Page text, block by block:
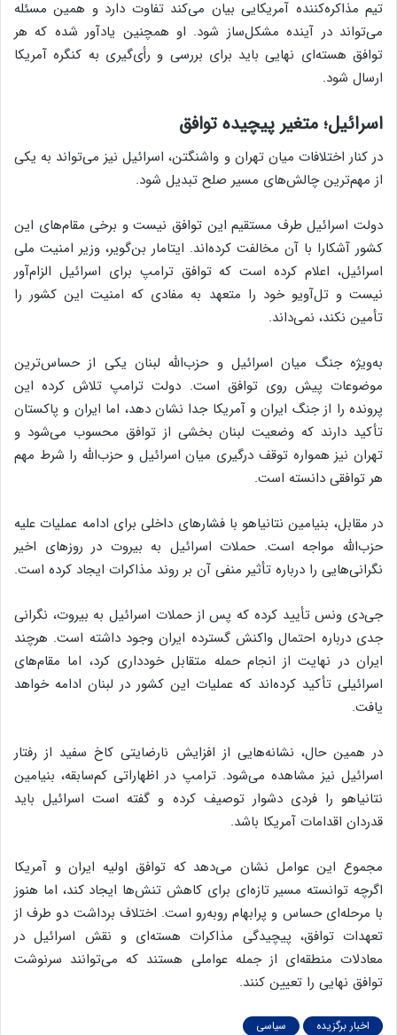
تیم مذاکره‌کننده آمریکایی بیان می‌کند تفاوت دارد و همین مسئله
می‌تواند در آینده مشکل‌ساز شود. او همچنین یادآور شده که هر
توافق هسته‌ای نهایی باید برای بررسی و رأی‌گیری به کنگره آمریکا
ارسال شود.
اسرائیل؛ متغیر پیچیده توافق
در کنار اختلافات میان تهران و واشنگتن، اسرائیل نیز می‌تواند به یکی
از مهم‌ترین چالش‌های مسیر صلح تبدیل شود.
دولت اسرائیل طرف مستقیم این توافق نیست و برخی مقام‌های این
کشور آشکارا با آن مخالفت کرده‌اند. ایتامار بن‌گویر، وزیر امنیت ملی
اسرائیل، اعلام کرده است که توافق ترامپ برای اسرائیل الزام‌آور
نیست و تل‌آویو خود را متعهد به مفادی که امنیت این کشور را
تأمین نکند، نمی‌داند.
به‌ویژه جنگ میان اسرائیل و حزب‌الله لبنان یکی از حساس‌ترین
موضوعات پیش روی توافق است. دولت ترامپ تلاش کرده این
پرونده را از جنگ ایران و آمریکا جدا نشان دهد، اما ایران و پاکستان
تأکید دارند که وضعیت لبنان بخشی از توافق محسوب می‌شود و
تهران نیز همواره توقف درگیری میان اسرائیل و حزب‌الله را شرط مهم
هر توافقی دانسته است.
در مقابل، بنیامین نتانیاهو با فشارهای داخلی برای ادامه عملیات علیه
حزب‌الله مواجه است. حملات اسرائیل به بیروت در روزهای اخیر
نگرانی‌هایی را درباره تأثیر منفی آن بر روند مذاکرات ایجاد کرده است.
جی‌دی ونس تأیید کرده که پس از حملات اسرائیل به بیروت، نگرانی
جدی درباره احتمال واکنش گسترده ایران وجود داشته است. هرچند
ایران در نهایت از انجام حمله متقابل خودداری کرد، اما مقام‌های
اسرائیلی تأکید کرده‌اند که عملیات این کشور در لبنان ادامه خواهد
یافت.
در همین حال، نشانه‌هایی از افزایش نارضایتی کاخ سفید از رفتار
اسرائیل نیز مشاهده می‌شود. ترامپ در اظهاراتی کم‌سابقه، بنیامین
نتانیاهو را فردی دشوار توصیف کرده و گفته است اسرائیل باید
قدردان اقدامات آمریکا باشد.
مجموع این عوامل نشان می‌دهد که توافق اولیه ایران و آمریکا
اگرچه توانسته مسیر تازه‌ای برای کاهش تنش‌ها ایجاد کند، اما هنوز
با مرحله‌ای حساس و پرابهام روبه‌رو است. اختلاف برداشت دو طرف از
تعهدات توافق، پیچیدگی مذاکرات هسته‌ای و نقش اسرائیل در
معادلات منطقه‌ای از جمله عواملی هستند که می‌توانند سرنوشت
توافق نهایی را تعیین کنند.
اخبار برگزیده سیاسی